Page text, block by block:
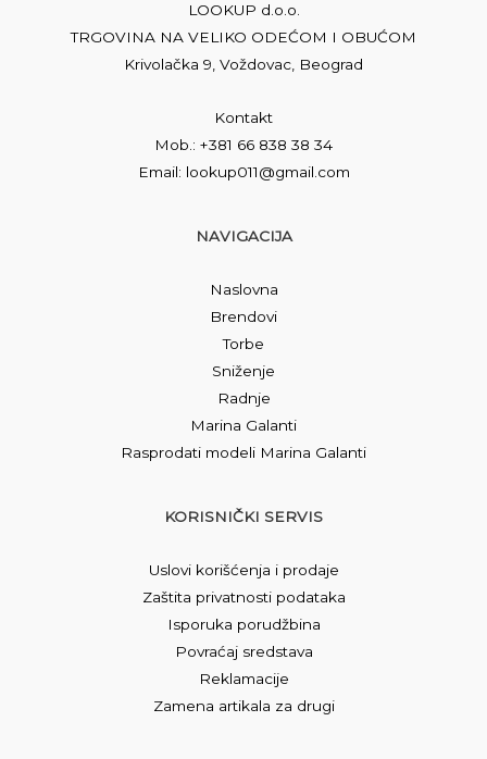
LOOKUP d.o.o.
TRGOVINA NA VELIKO ODEĆOM I OBUĆOM
Krivolačka 9, Voždovac, Beograd
Kontakt
Mob.: +381 66 838 38 34
Email: lookup011@gmail.com
NAVIGACIJA
Naslovna
Brendovi
Torbe
Sniženje
Radnje
Marina Galanti
Rasprodati modeli Marina Galanti
KORISNIČKI SERVIS
Uslovi korišćenja i prodaje
Zaštita privatnosti podataka
Isporuka porudžbina
Povraćaj sredstava
Reklamacije
Zamena artikala za drugi